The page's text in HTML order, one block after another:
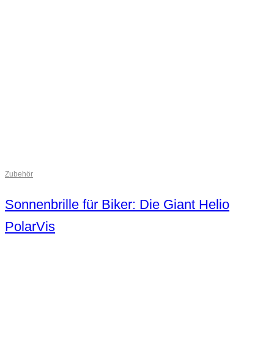
Zubehör
Sonnenbrille für Biker: Die Giant Helio
PolarVis